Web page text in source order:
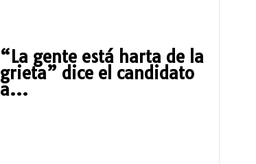
“La gente está harta de la
grieta” dice el candidato
a...